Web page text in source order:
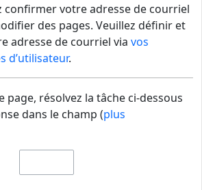
confirmer votre adresse de courriel
des pages. Veuillez définir et
adresse de courriel via vos
d’utilisateur.
résolvez la tâche ci-dessous
dans le champ (plus